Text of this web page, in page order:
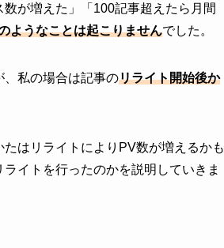
が増えた」「100記事超えたら月間
ようなことは起こりませんでした。
、私の場合は記事のリライト開始後か
はリライトによりPV数が増えるかも
イトを行ったのかを説明していきま